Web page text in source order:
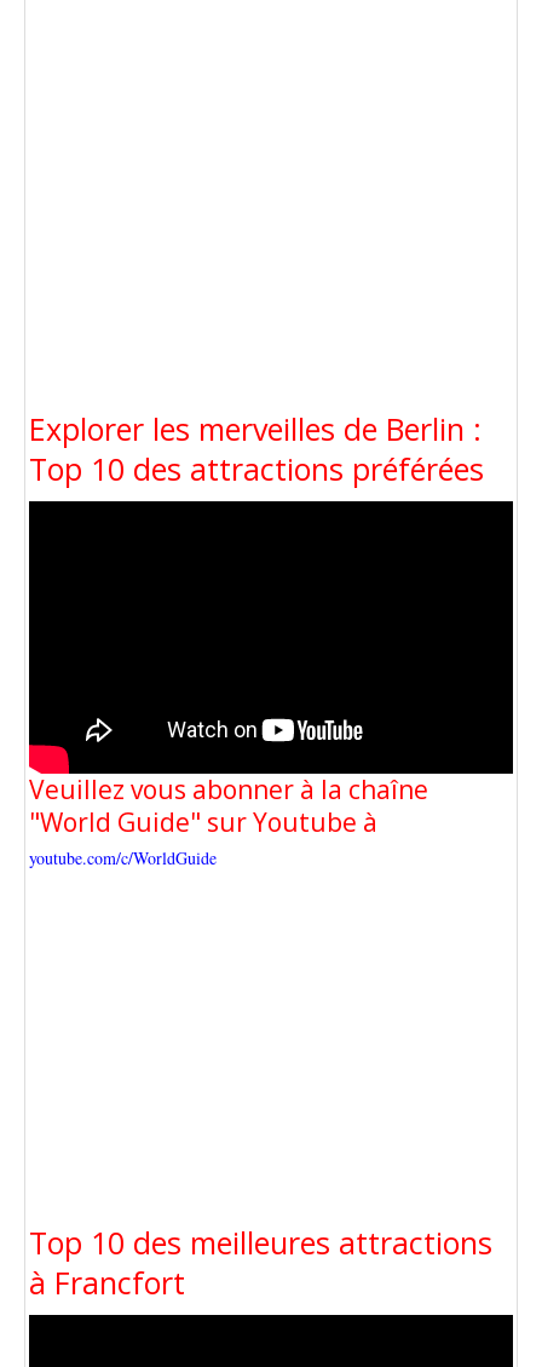
Explorer les merveilles de Berlin :
Top 10 des attractions préférées
Veuillez vous abonner à la chaîne
"World Guide" sur Youtube à
youtube.com/c/WorldGuide
Top 10 des meilleures attractions
à Francfort